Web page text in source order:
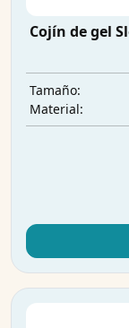
Cojín de gel
Tamaño:
Material: